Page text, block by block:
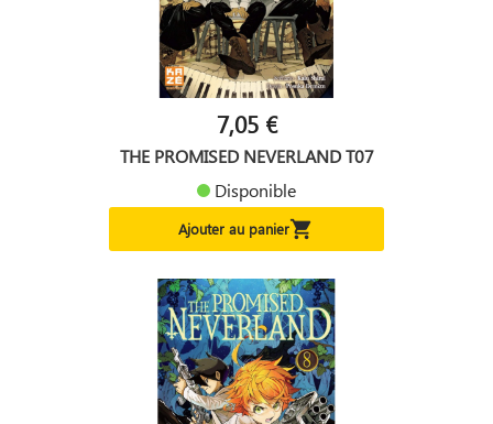
7,05 €
THE PROMISED NEVERLAND T07
Disponible
Ajouter au panier